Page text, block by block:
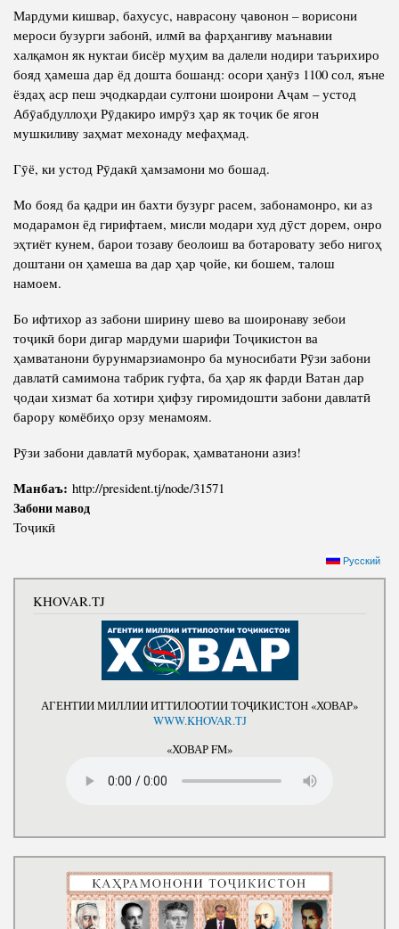
Мардуми кишвар, бахусус, наврасону ҷавонон – ворисони
мероси бузурги забонӣ, илмӣ ва фарҳангиву маънавии
халқамон як нуктаи бисёр муҳим ва далели нодири таърихиро
бояд ҳамеша дар ёд дошта бошанд: осори ҳанӯз 1100 сол, яъне
ёздаҳ аср пеш эҷодкардаи султони шоирони Аҷам – устод
Абӯабдуллоҳи Рӯдакиро имрӯз ҳар як тоҷик бе ягон
мушкиливу заҳмат мехонаду мефаҳмад.
Гӯё, ки устод Рӯдакӣ ҳамзамони мо бошад.
Мо бояд ба қадри ин бахти бузург расем, забонамонро, ки аз
модарамон ёд гирифтаем, мисли модари худ дӯст дорем, онро
эҳтиёт кунем, барои тозаву беолоиш ва ботаровату зебо нигоҳ
доштани он ҳамеша ва дар ҳар ҷойе, ки бошем, талош
намоем.
Бо ифтихор аз забони ширину шево ва шоиронаву зебои
тоҷикӣ бори дигар мардуми шарифи Тоҷикистон ва
ҳамватанони бурунмарзиамонро ба муносибати Рӯзи забони
давлатӣ самимона табрик гуфта, ба ҳар як фарди Ватан дар
ҷодаи хизмат ба хотири ҳифзу гиромидошти забони давлатӣ
барору комёбиҳо орзу менамоям.
Рӯзи забони давлатӣ муборак, ҳамватанони азиз!
Манбаъ: http://president.tj/node/31571
Забони мавод
Тоҷикӣ
Русский
KHOVAR.TJ
АГЕНТИИ МИЛЛИИ ИТТИЛООТИИ ТОҶИКИСТОН «ХОВАР»
WWW.KHOVAR.TJ
«ХОВАР FM»